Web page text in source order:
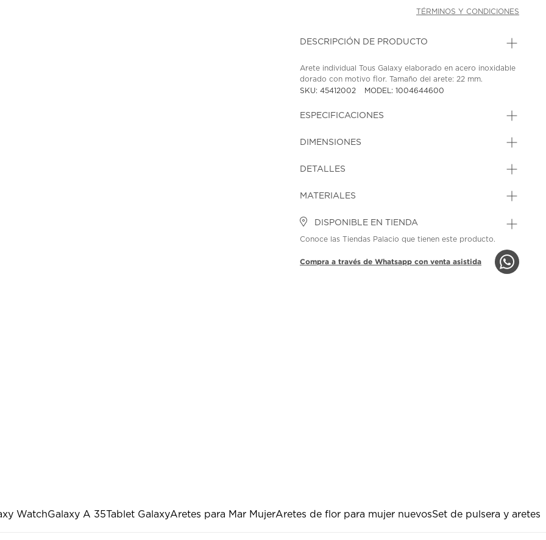
TÉRMINOS Y CONDICIONES
DESCRIPCIÓN DE PRODUCTO
Arete individual Tous Galaxy elaborado en acero inoxidable
dorado con motivo flor. Tamaño del arete: 22 mm.
SKU: 45412002
MODEL: 1004644600
ESPECIFICACIONES
DIMENSIONES
DETALLES
MATERIALES
DISPONIBLE EN TIENDA
Conoce las Tiendas Palacio que tienen este producto.
Compra a través de Whatsapp con venta asistida
WatchGalaxy A 35Tablet GalaxyAretes para Mar MujerAretes de flor para mujer nuevosSet de pulsera y aretes